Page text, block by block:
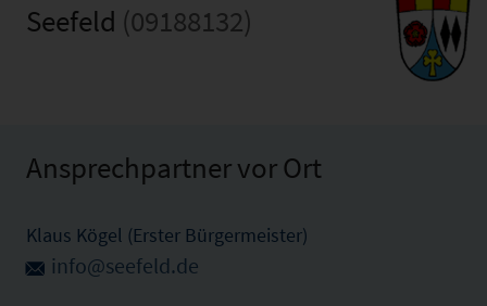
Seefeld (09188132)
Ansprechpartner vor Ort
Klaus Kögel (Erster Bürgermeister)
info@seefeld.de